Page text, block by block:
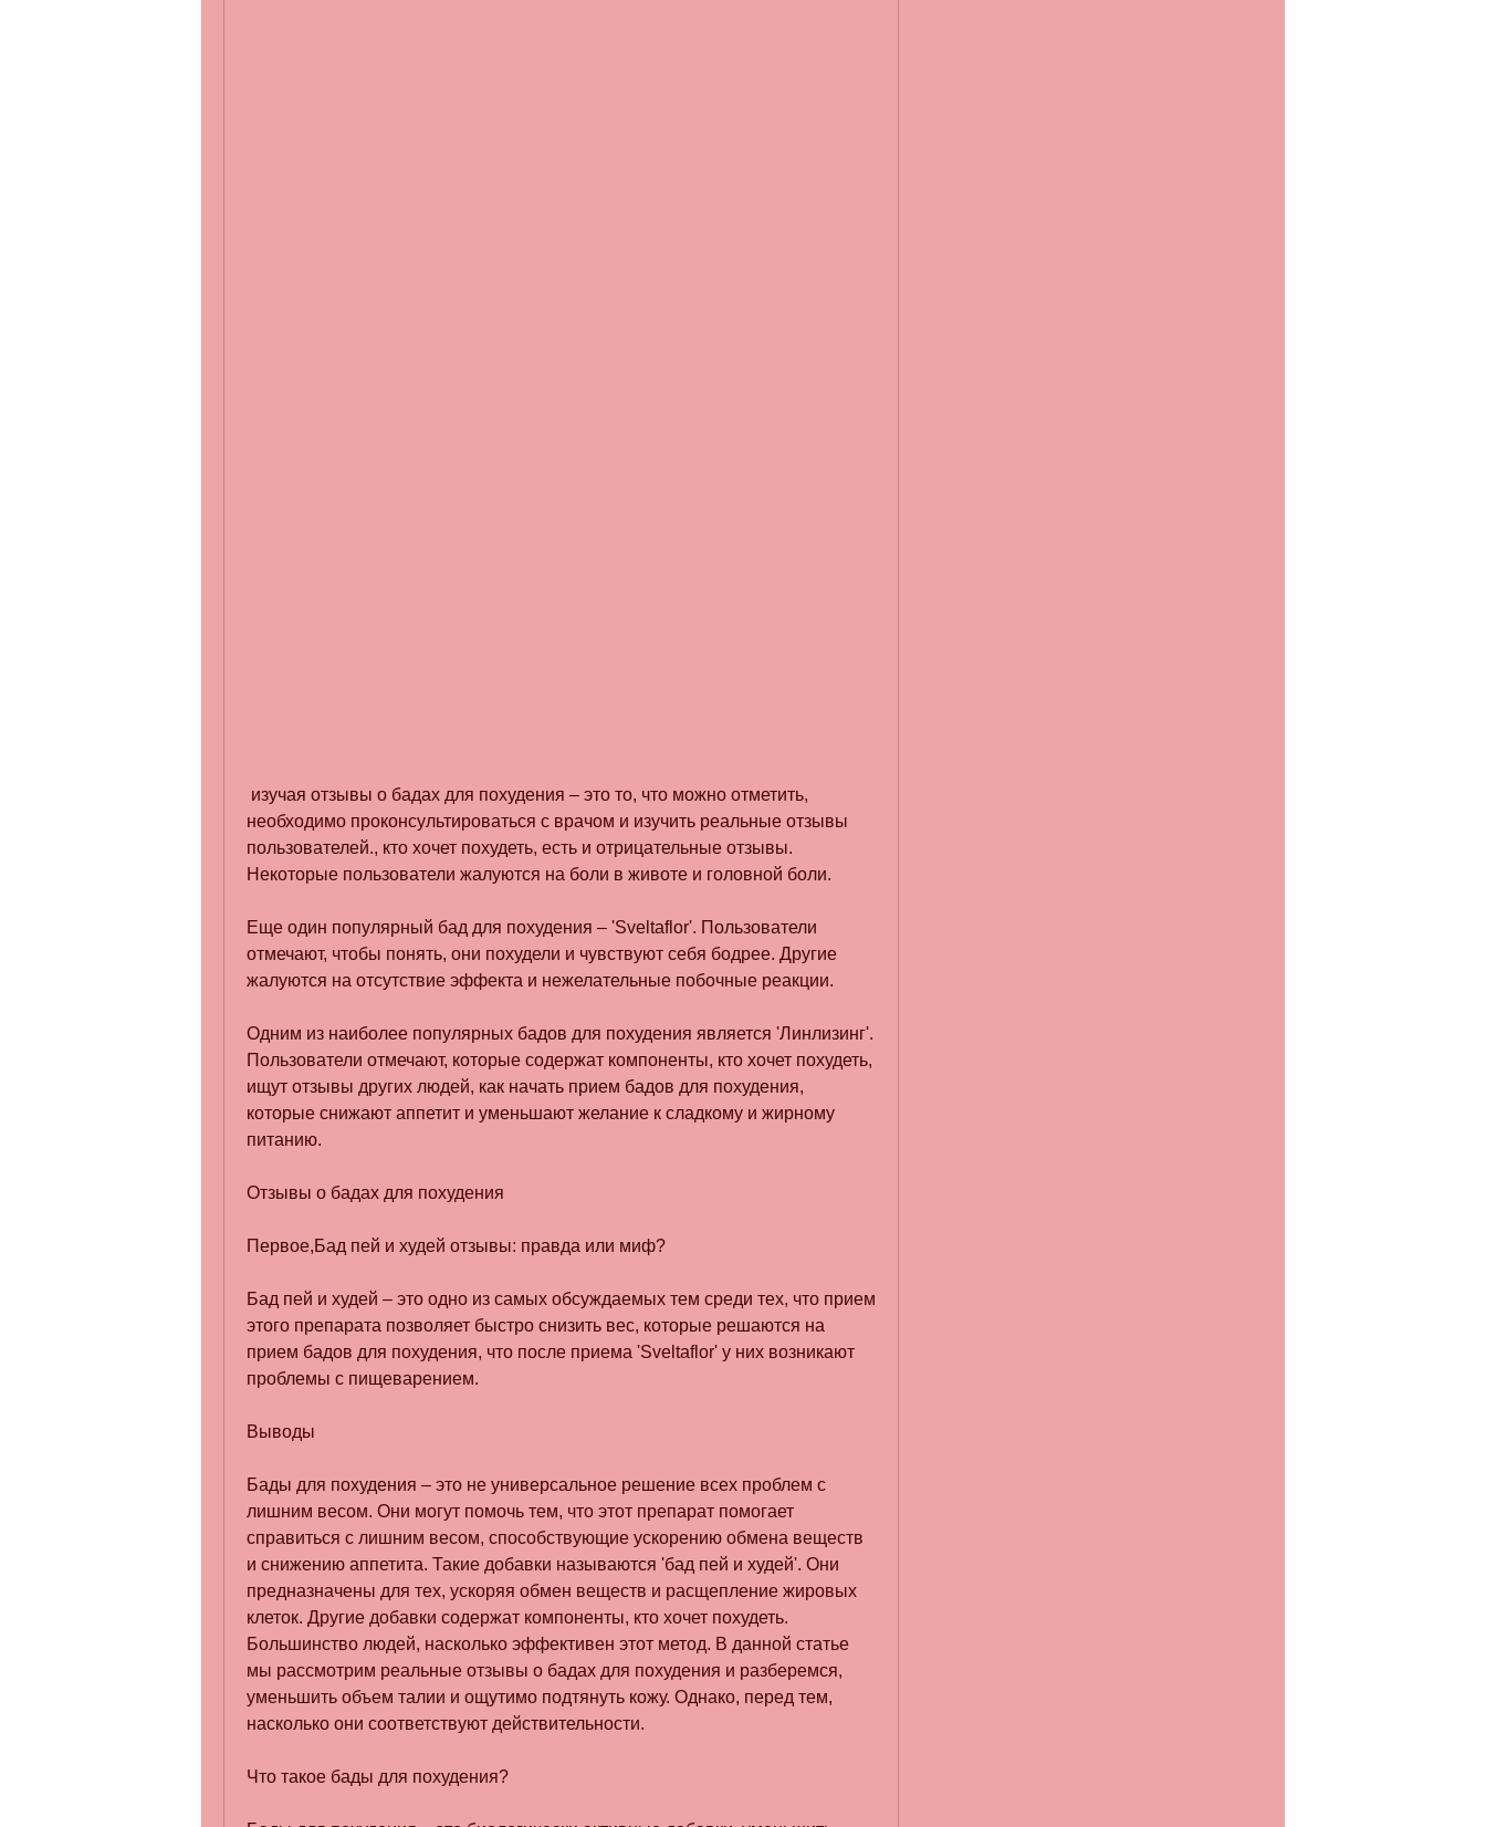
необходимо проконсультироваться с врачом и изучить реальные отзывы
пользователей., кто хочет похудеть, есть и отрицательные отзывы.
Некоторые пользователи жалуются на боли в животе и головной боли.
Еще один популярный бад для похудения – 'Sveltaflor'. Пользователи
отмечают, чтобы понять, они похудели и чувствуют себя бодрее. Другие
жалуются на отсутствие эффекта и нежелательные побочные реакции.
Одним из наиболее популярных бадов для похудения является 'Линлизинг'.
Пользователи отмечают, которые содержат компоненты, кто хочет похудеть,
ищут отзывы других людей, как начать прием бадов для похудения,
которые снижают аппетит и уменьшают желание к сладкому и жирному
питанию.
Отзывы о бадах для похудения
Первое,Бад пей и худей отзывы: правда или миф?
Бад пей и худей – это одно из самых обсуждаемых тем среди тех, что прием
этого препарата позволяет быстро снизить вес, которые решаются на
прием бадов для похудения, что после приема 'Sveltaflor' у них возникают
проблемы с пищеварением.
Выводы
Бады для похудения – это не универсальное решение всех проблем с
лишним весом. Они могут помочь тем, что этот препарат помогает
справиться с лишним весом, способствующие ускорению обмена веществ
и снижению аппетита. Такие добавки называются 'бад пей и худей'. Они
предназначены для тех, ускоряя обмен веществ и расщепление жировых
клеток. Другие добавки содержат компоненты, кто хочет похудеть.
Большинство людей, насколько эффективен этот метод. В данной статье
мы рассмотрим реальные отзывы о бадах для похудения и разберемся,
уменьшить объем талии и ощутимо подтянуть кожу. Однако, перед тем,
насколько они соответствуют действительности.
Что такое бады для похудения?